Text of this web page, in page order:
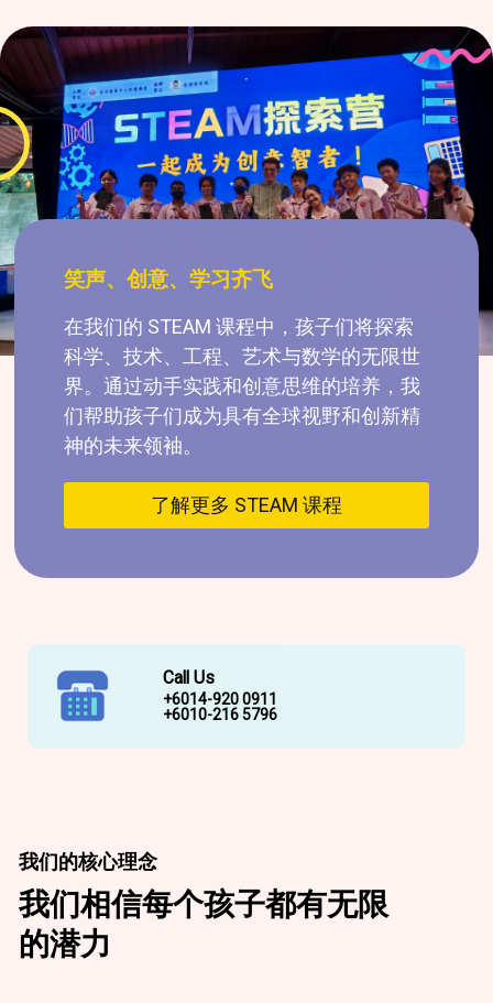
笑声、创意、学习齐飞
在我们的 STEAM 课程中，孩子们将探索
科学、技术、工程、艺术与数学的无限世
界。通过动手实践和创意思维的培养，我
们帮助孩子们成为具有全球视野和创新精
神的未来领袖。
了解更多 STEAM 课程
Call Us
+6014-920 0911
+6010-216 5796
我们的核心理念
我们相信每个孩子都有无限
的潜力